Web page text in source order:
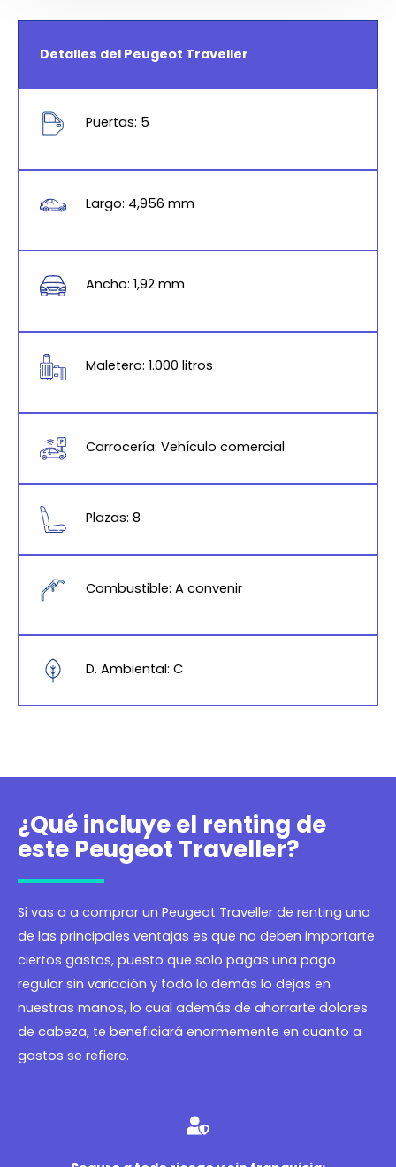
Detalles del Peugeot Traveller
Puertas: 5
Largo: 4,956 mm
Ancho: 1,92 mm
Maletero: 1.000 litros
Carrocería: Vehículo comercial
Plazas: 8
Combustible: A convenir
D. Ambiental: C
¿Qué incluye el renting de
este Peugeot Traveller?
Si vas a a comprar un Peugeot Traveller de renting una
de las principales ventajas es que no deben importarte
ciertos gastos, puesto que solo pagas una pago
regular sin variación y todo lo demás lo dejas en
nuestras manos, lo cual además de ahorrarte dolores
de cabeza, te beneficiará enormemente en cuanto a
gastos se refiere.